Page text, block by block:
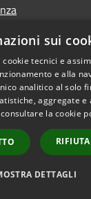
sui
tecnici e
e alla
analitico al solo
aggregate e
la cookie
DETTAGLI